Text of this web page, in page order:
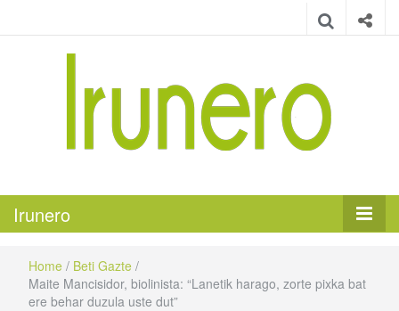
Irunero
Home / Beti Gazte /
Maite Mancisidor, biolinista: “Lanetik harago, zorte pixka bat
ere behar duzula uste dut”